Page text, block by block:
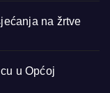
na žrtve
u Općoj